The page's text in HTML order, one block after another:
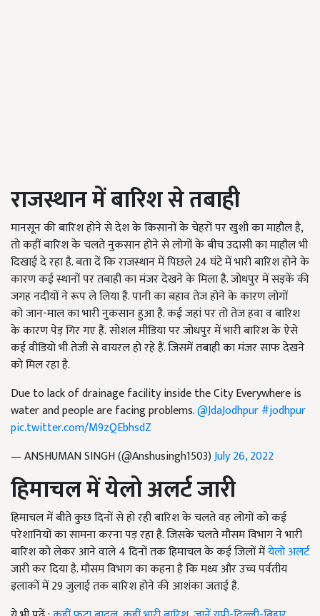
राजस्थान में बारिश से तबाही
मानसून की बारिश होने से देश के किसानों के चेहरों पर खुशी का माहौल है,
तो कहीं बारिश के चलते नुकसान होने से लोगों के बीच उदासी का माहौल भी
दिखाई दे रहा है. बता दें कि राजस्थान में पिछले 24 घंटे में भारी बारिश होने के
कारण कई स्थानों पर तबाही का मंजर देखने के मिला है. जोधपुर में सड़कें की
जगह नदीयों ने रूप ले लिया है. पानी का बहाव तेज होने के कारण लोगों
को जान-माल का भारी नुकसान हुआ है. कई जहां पर तो तेज हवा व बारिश
के कारण पेड़ गिर गए हैं. सोशल मीडिया पर जोधपुर में भारी बारिश के ऐसे
कई वीडियो भी तेजी से वायरल हो रहे हैं. जिसमें तबाही का मंजर साफ देखने
को मिल रहा है.
Due to lack of drainage facility inside the City Everywhere is
water and people are facing problems.@JdaJodhpur#jodhpur
pic.twitter.com/M9zQEbhsdZ
— ANSHUMAN SINGH (@Anshusingh1503)July 26, 2022
हिमाचल में येलो अलर्ट जारी
हिमाचल में बीते कुछ दिनों से हो रही बारिश के चलते वह लोगों को कई
परेशानियों का सामना करना पड़ रहा है. जिसके चलते मौसम विभाग ने भारी
बारिश को लेकर आने वाले 4 दिनों तक हिमाचल के कई जिलों मेंयेलो अलर्ट
जारी कर दिया है. मौसम विभाग का कहना है कि मध्य और उच्च पर्वतीय
इलाकों में 29 जुलाई तक बारिश होने की आशंका जताई है.